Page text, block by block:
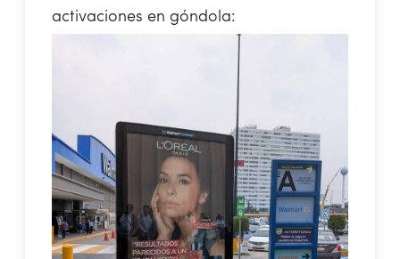
activaciones en góndola: